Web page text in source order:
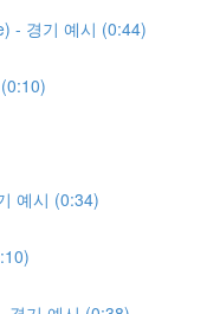
- 경기 예시 (0:44)
예시 (0:34)